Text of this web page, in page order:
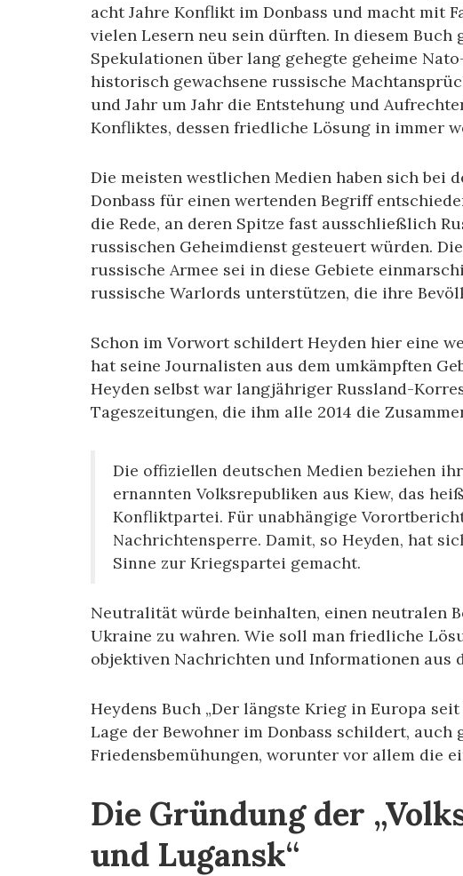
acht Jahre Konflikt im Donbass und macht mit
vielen Lesern neu sein dürften. In diesem Buch
Spekulationen über lang gehegte geheime
historisch gewachsene russische
und Jahr um Jahr die Entstehung und
Konfliktes, dessen friedliche Lösung in immer
Die meisten westlichen Medien haben sich bei
Donbass für einen wertenden Begriff
die Rede, an deren Spitze fast ausschließlich
russischen Geheimdienst gesteuert würden.
russische Armee sei in diese Gebiete
russische Warlords unterstützen, die ihre
Schon im Vorwort schildert Heyden hier eine
hat seine Journalisten aus dem umkämpften
Heyden selbst war langjähriger Russland-
Tageszeitungen, die ihm alle 2014 die
Die offiziellen deutschen Medien beziehen
ernannten Volksrepubliken aus Kiew, das
Konfliktpartei. Für unabhängige
Nachrichtensperre. Damit, so Heyden, hat
Sinne zur Kriegspartei gemacht.
Neutralität würde beinhalten, einen neutralen
Ukraine zu wahren. Wie soll man friedliche
objektiven Nachrichten und Informationen aus
Heydens Buch „Der längste Krieg in Europa
Lage der Bewohner im Donbass schildert, auch
Friedensbemühungen, worunter vor allem die
Die Gründung der
und Lugansk“